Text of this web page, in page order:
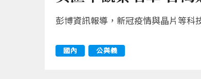
彭博資訊報導，新冠疫情與晶片等科
國內 公與義